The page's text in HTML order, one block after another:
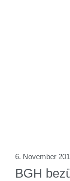
6. November
BGH